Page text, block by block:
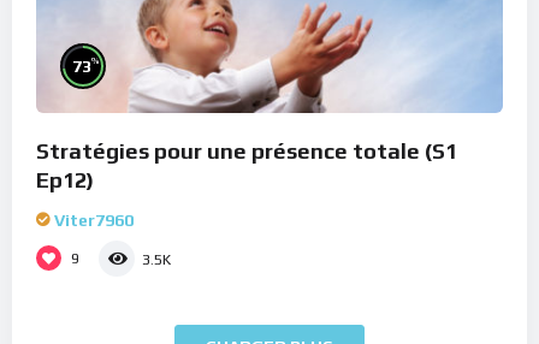
73%
Stratégies pour une présence totale (S1
Ep12)
Viter7960
9 3.5K